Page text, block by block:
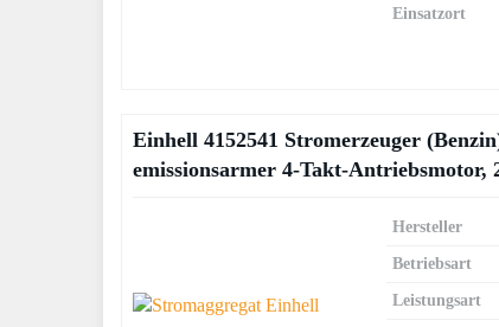
Einsatzort
Einhell 4152541 Stromerzeuger
emissionsarmer 4-Takt-Antriebsmotor,
Hersteller
Betriebsart
Leistungsart